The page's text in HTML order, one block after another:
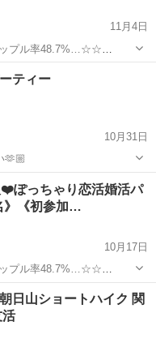
11月4日
プル率48.7%…☆☆
けぽ女性】と 【ぽちゃ
ティー
10月31日
🫶🏼
ハロウィン
ぽっちゃり恋活婚活パ
》《初参加…
10月17日
プル率48.7%…☆☆
けぽ女性】と 【ぽちゃ
好き男性】限定パーティ ★゜･｡･｡･゜☆゜･｡･｡･゜★ ...
ぽっちゃり
日山ショートハイク 関
活